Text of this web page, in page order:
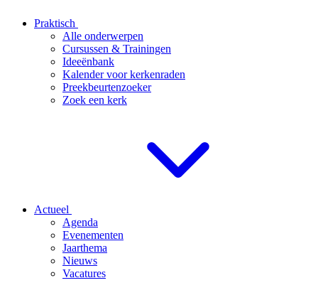
Praktisch
Alle onderwerpen
Cursussen & Trainingen
Ideeënbank
Kalender voor kerkenraden
Preekbeurtenzoeker
Zoek een kerk
Actueel
Agenda
Evenementen
Jaarthema
Nieuws
Vacatures